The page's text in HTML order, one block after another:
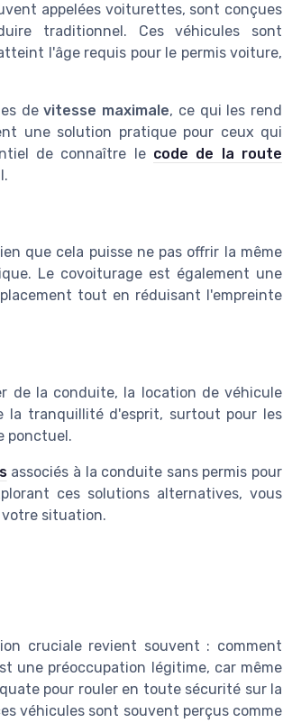
appelées voiturettes, sont conçues
traditionnel. Ces véhicules sont
l'âge requis pour le permis voiture,
devitesse maximale, ce qui les rend
une solution pratique pour ceux qui
de connaître le code de la route
que cela puisse ne pas offrir la même
Le covoiturage est également une
tout en réduisant l'empreinte
de la conduite, la location de véhicule
la tranquillité d'esprit, surtout pour les
ponctuel.
associés à la conduite sans permis pour
ces solutions alternatives, vous
votre situation.
cruciale revient souvent : comment
une préoccupation légitime, car même
pour rouler en toute sécurité sur la
véhicules sont souvent perçus comme